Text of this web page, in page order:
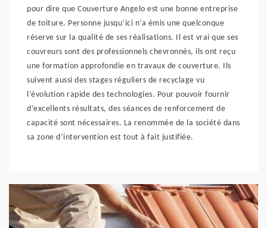
pour dire que Couverture Angelo est une bonne entreprise
de toiture. Personne jusqu’ici n’a émis une quelconque
réserve sur la qualité de ses réalisations. Il est vrai que ses
couvreurs sont des professionnels chevronnés, ils ont reçu
une formation approfondie en travaux de couverture. Ils
suivent aussi des stages réguliers de recyclage vu
l’évolution rapide des technologies. Pour pouvoir fournir
d’excellents résultats, des séances de renforcement de
capacité sont nécessaires. La renommée de la société dans
sa zone d’intervention est tout à fait justifiée.